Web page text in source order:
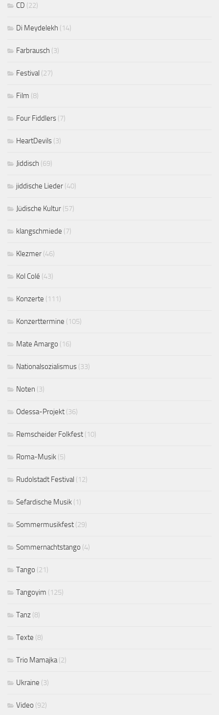
CD (22)
Di Meydelekh (14)
Farbrausch (3)
Festival (27)
Film (8)
Four Fiddlers (7)
HeartDevils (3)
Jiddisch (69)
jiddische Lieder (40)
Jüdische Kultur (57)
klangschmiede (7)
Klezmer (46)
Kol Colé (43)
Konzerte (111)
Konzerttermine (105)
Mate Amargo (16)
Nationalsozialismus (33)
Noten (3)
Odessa-Projekt (36)
Remscheider Folkfest (10)
Roma-Musik (5)
Rudolstadt Festival (12)
Sefardische Musik (1)
Sommermusikfest (29)
Sommernachtstango (4)
Tango (21)
Tangoyim (125)
Tanz (8)
Texte (8)
Trio Mamajka (2)
Ukraine (3)
Video (92)